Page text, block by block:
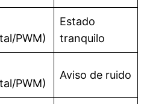
PWM)
Estado
tranquilo
PWM)
Aviso de ruido